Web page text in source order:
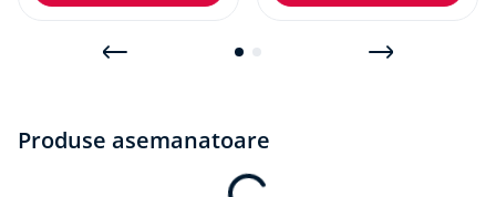
Produse asemanatoare